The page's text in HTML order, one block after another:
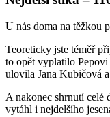
U nás doma na těžkou
Teoreticky jste téměř
to opět vyplatilo
ulovila Jana Kubičová
A nakonec shrnutí celé
vytáhl i nejdelšího